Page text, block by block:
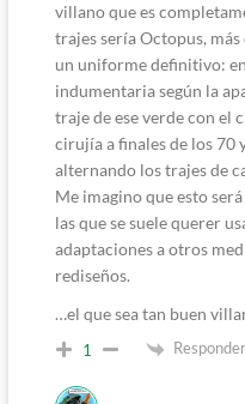
villano que es
trajes sería Octopus,
un uniforme definitivo:
indumentaria según la
traje de ese verde con el
cirujía a finales de los 70
alternando los trajes de
Me imagino que esto
las que se suele querer
adaptaciones a otros
rediseños.
…el que sea tan buen
1 Responder